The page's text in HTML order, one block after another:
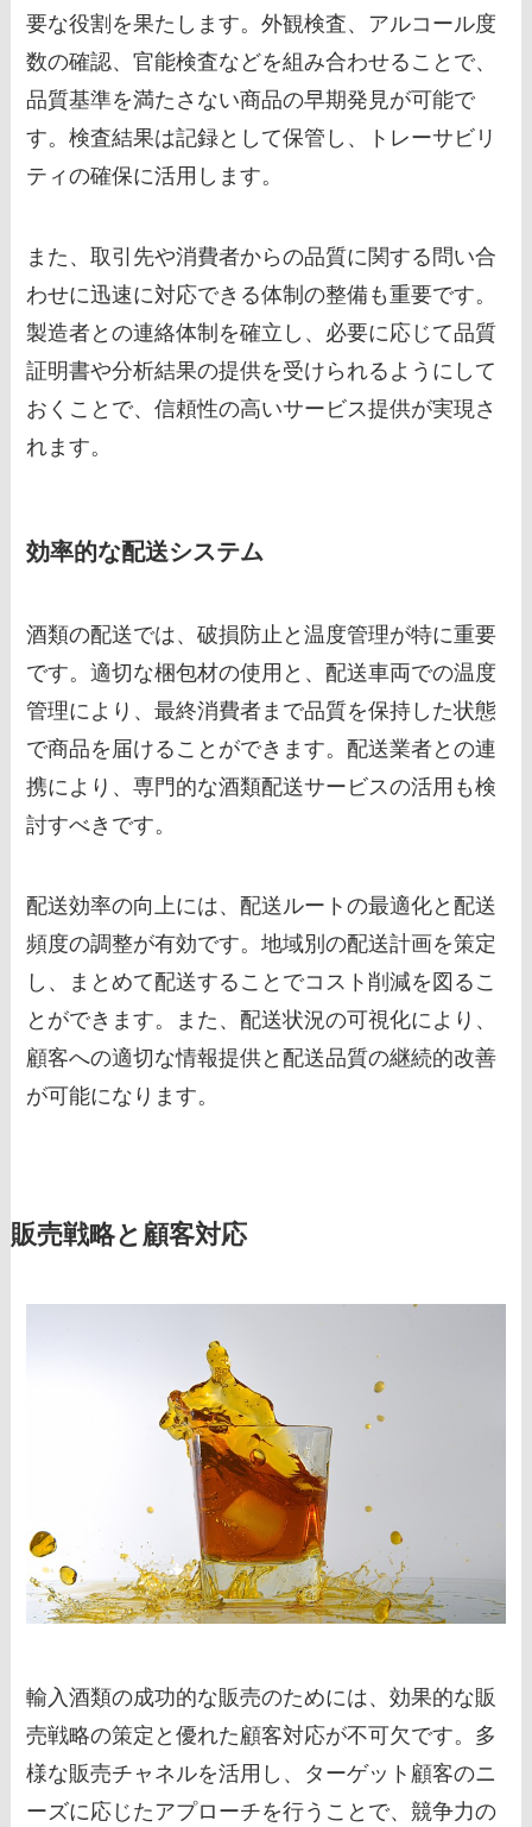
要な役割を果たします。外観検査、アルコール度
数の確認、官能検査などを組み合わせることで、
品質基準を満たさない商品の早期発見が可能で
す。検査結果は記録として保管し、トレーサビリ
ティの確保に活用します。
また、取引先や消費者からの品質に関する問い合
わせに迅速に対応できる体制の整備も重要です。
製造者との連絡体制を確立し、必要に応じて品質
証明書や分析結果の提供を受けられるようにして
おくことで、信頼性の高いサービス提供が実現さ
れます。
効率的な配送システム
酒類の配送では、破損防止と温度管理が特に重要
です。適切な梱包材の使用と、配送車両での温度
管理により、最終消費者まで品質を保持した状態
で商品を届けることができます。配送業者との連
携により、専門的な酒類配送サービスの活用も検
討すべきです。
配送効率の向上には、配送ルートの最適化と配送
頻度の調整が有効です。地域別の配送計画を策定
し、まとめて配送することでコスト削減を図るこ
とができます。また、配送状況の可視化により、
顧客への適切な情報提供と配送品質の継続的改善
が可能になります。
販売戦略と顧客対応
輸入酒類の成功的な販売のためには、効果的な販
売戦略の策定と優れた顧客対応が不可欠です。多
様な販売チャネルを活用し、ターゲット顧客のニ
ーズに応じたアプローチを行うことで、競争力の